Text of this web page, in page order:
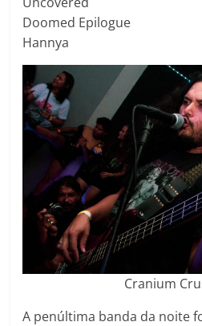
Doomed Epilogue
Hannya
Cranium
A penúltima banda da noite